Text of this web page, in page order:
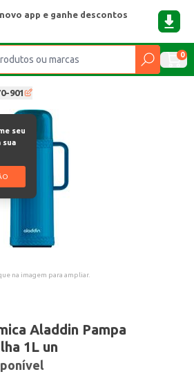
app e ganhe descontos
0
901
seu
sua
na imagem para ampliar.
Aladdin Pampa
1L un